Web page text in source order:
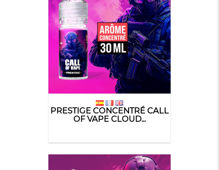
PRESTIGE CONCENTRÉ CALL
OF VAPE CLOUD...